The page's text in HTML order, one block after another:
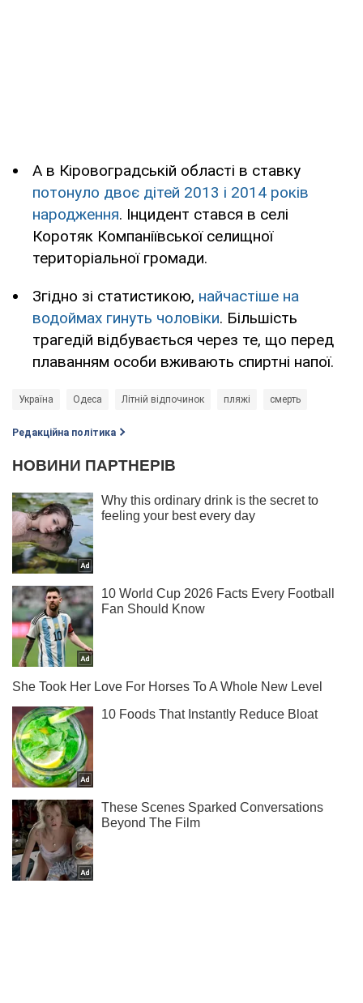
А в Кіровоградській області в ставку
потонуло двоє дітей 2013 і 2014 років
народження. Інцидент стався в селі
Коротяк Компаніївської селищної
територіальної громади.
Згідно зі статистикою, найчастіше на
водоймах гинуть чоловіки. Більшість
трагедій відбувається через те, що перед
плаванням особи вживають спиртні напої.
Україна Одеса Літній відпочинок пляжі смерть
Редакційна політика